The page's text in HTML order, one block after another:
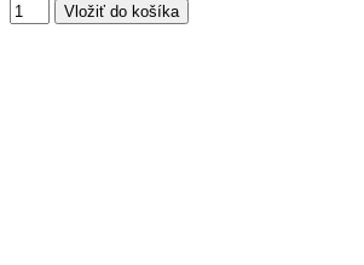
Vložiť do košíka